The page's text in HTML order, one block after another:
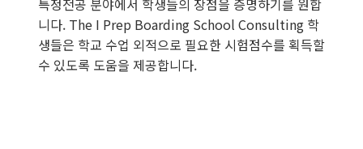
특정전공 분야에서 학생들의 장점을 증명하기를 원합
니다. The I Prep Boarding School Consulting 학
생들은 학교 수업 외적으로 필요한 시험점수를 획득할
수 있도록 도움을 제공합니다.